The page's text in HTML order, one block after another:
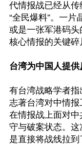
代情报战已经从传
“全民爆料”。一片
或是一张军港码
核心情报的关键碎
台湾为中国人提
有台湾战略学者
志著台湾对中情
在情报战上面对
守与破案状态。这
是直接将战线拉